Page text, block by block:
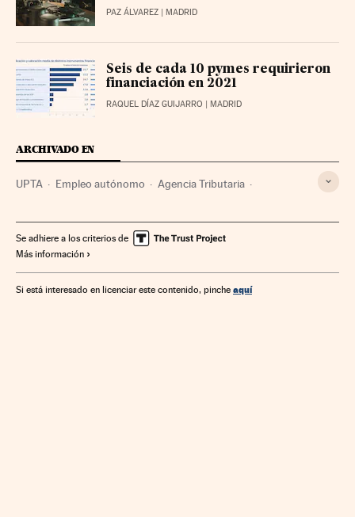
PAZ ÁLVAREZ | MADRID
Seis de cada 10 pymes requirieron
financiación en 2021
RAQUEL DÍAZ GUIJARRO | MADRID
ARCHIVADO EN
UPTA Empleo autónomo Agencia Tributaria
Finanzas públicas Administración Estado
Se adhiere a los criterios de
Más información
Si está interesado en licenciar este contenido, pinche aquí